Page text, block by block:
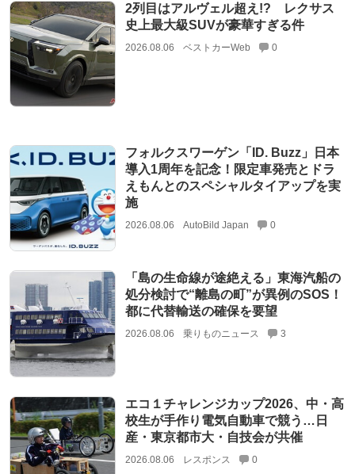
2列目はアルヴェル超え!? レクサス
史上最大級SUVが豪華すぎる件
2026.08.06 ベストカーWeb 0
フォルクスワーゲン「ID. Buzz」日本
導入1周年を記念！限定車発売とドラ
えもんとのスペシャルタイアップを実
施
2026.08.06 AutoBild Japan 0
「島の生命線が途絶える」東海汽船の
処分検討で“離島の町”が異例のSOS！
都に代替輸送の確保を要望
2026.08.06 乗りものニュース 3
エコ１チャレンジカップ2026、中・高
校生が手作り電気自動車で競う…日
産・東京都市大・自技会が共催
2026.08.06 レスポンス 0